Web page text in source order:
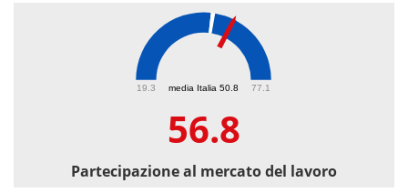
media Italia 50.8
19.3 77.1
56.8
Partecipazione al mercato del lavoro